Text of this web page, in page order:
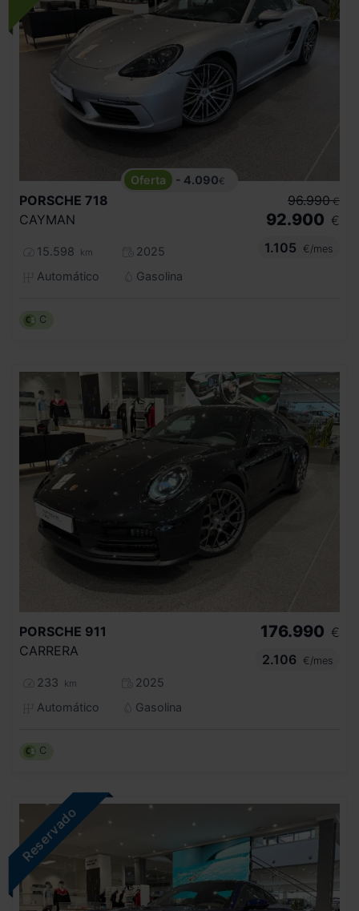
- 4.090€
PORSCHE 718
CAYMAN
15.598 km
2025
Automático
Gasolina
96.990 €
92.900 €
1.105
€/mes
C
PORSCHE 911
CARRERA
233 km
2025
Automático
Gasolina
176.990 €
2.106
€/mes
C